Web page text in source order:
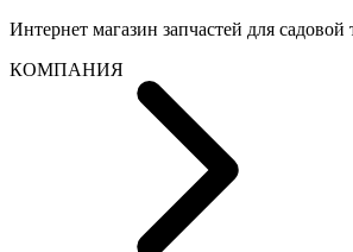
Интернет магазин запчастей для
КОМПАНИЯ